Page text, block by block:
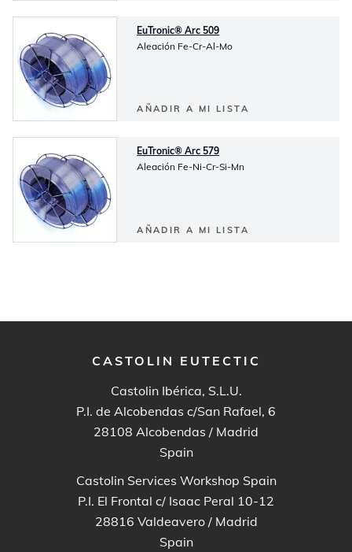
EuTronic® Arc 509
Aleación Fe-Cr-Al-Mo
AÑADIR A MI LISTA
EuTronic® Arc 579
Aleación Fe-Ni-Cr-Si-Mn
AÑADIR A MI LISTA
CASTOLIN EUTECTIC
Castolin Ibérica, S.L.U.
P.I. de Alcobendas c/San Rafael, 6
28108 Alcobendas / Madrid
Spain
Castolin Services Workshop Spain
P.I. El Frontal c/ Isaac Peral 10-12
28816 Valdeavero / Madrid
Spain